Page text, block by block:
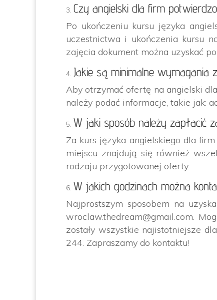
Czy angielski dla firm
Po ukończeniu kursu języka
uczestnictwa i ukończenia kursu
zajęcia dokument można uzyskać
Jakie są minimalne wymagania
Aby otrzymać ofertę na angielski
należy podać informacje, takie jak:
W jaki sposób należy zapłacić
Za kurs języka angielskiego dla
miejscu znajdują się również
rodzaju przygotowanej oferty.
W jakich godzinach można
Najprostszym sposobem na
wroclaw.thedream@gmail.com.
zostały wszystkie najistotniejsze
244. Zapraszamy do kontaktu!